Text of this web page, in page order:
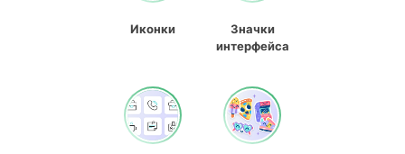
Иконки
Значки
интерфейса